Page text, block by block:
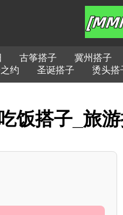
古筝搭子 冀州搭子
约 圣诞搭子 烫头搭
饭搭子_旅